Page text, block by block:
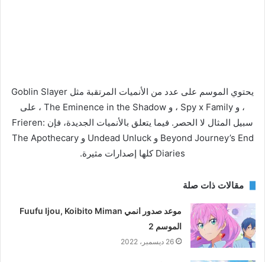
يحتوي الموسم على عدد من الأنميات المرتقبة مثل Goblin Slayer
، و Spy x Family ، و The Eminence in the Shadow ، على
سبيل المثال لا الحصر. فيما يتعلق بالأنميات الجديدة، فإن Frieren:
Beyond Journey’s End و Undead Unluck و The Apothecary
Diaries كلها إصدارات مثيرة.
مقالات ذات صلة
موعد صدور انمي Fuufu Ijou, Koibito Miman
الموسم 2
26 ديسمبر، 2022